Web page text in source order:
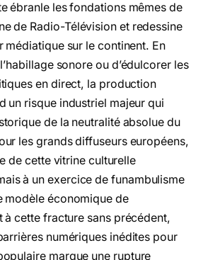
ébranle les fondations mêmes de
de Radio-Télévision et redessine
médiatique sur le continent. En
sonore ou d’édulcorer les
en direct, la production
un risque industriel majeur qui
de la neutralité absolue du
les grands diffuseurs européens,
de cette vitrine culturelle
à un exercice de funambulisme
modèle économique de
à cette fracture sans précédent,
numériques inédites pour
marque une rupture